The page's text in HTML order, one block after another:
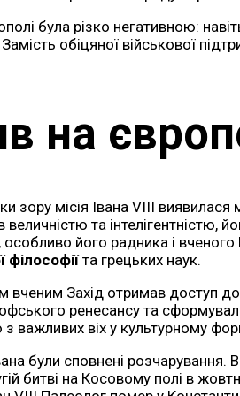
була різко негативною:
обіцяної військової
на
зору місія Івана VIII
величністю та
його радника і
філософіїта грецьких наук.
вченим Захід отримав доступ
ренесансу та
з важливих віх у культурному
були сповнені розчарування.
битві на Косовому полі в